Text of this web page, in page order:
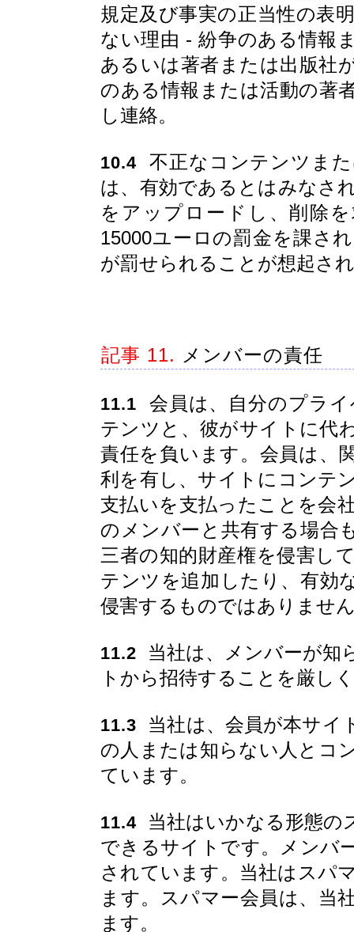
規定及び事実の正当性の表
ない理由 - 紛争のある情報
あるいは著者または出版社
のある情報または活動の著
し連絡。
10.4 不正なコンテンツま
は、有効であるとはみなさ
をアップロードし、削除
15000ユーロの罰金を課さ
が罰せられることが想起さ
記事 11. メンバーの責任
11.1 会員は、自分のプラ
テンツと、彼がサイトに代
責任を負います。会員は、
利を有し、サイトにコンテ
支払いを支払ったことを会
のメンバーと共有する場合
三者の知的財産権を侵害し
テンツを追加したり、有効
侵害するものではありませ
11.2 当社は、メンバーが知
トから招待することを厳し
11.3 当社は、会員が本サイ
の人または知らない人とコ
ています。
11.4 当社はいかなる形態の
できるサイトです。メンバ
されています。当社はスパ
ます。スパマー会員は、当
ます。